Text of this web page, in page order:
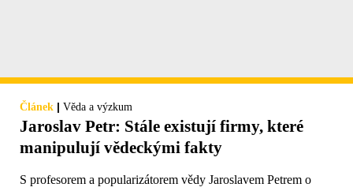
Článek | Věda a výzkum
Jaroslav Petr: Stále existují firmy, které
manipulují vědeckými fakty
S profesorem a popularizátorem vědy Jaroslavem Petrem o